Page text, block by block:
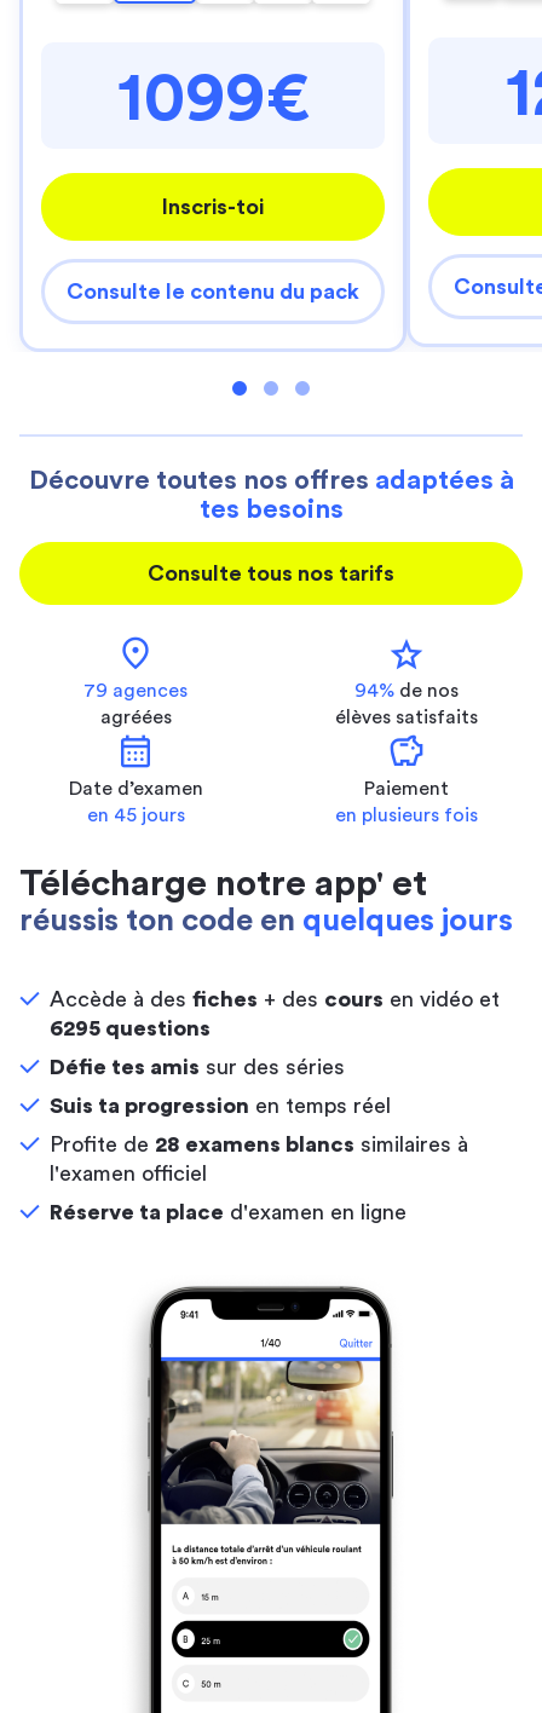
1099€
Inscris-toi
Consulte le contenu du pack
Découvre toutes nos offres adaptées à
tes besoins
Consulte tous nos tarifs
location_on
79 agences
agréées
star
94% de nos
élèves satisfaits
calendar_month
Date d’examen
en 45 jours
savings
Paiement
en plusieurs fois
Télécharge notre app' et
réussis ton code en quelques jours
Accède à des fiches + des cours en vidéo et
6295 questions
Défie tes amis sur des séries
Suis ta progression en temps réel
Profite de 28 examens blancs similaires à
l'examen officiel
Réserve ta place d'examen en ligne